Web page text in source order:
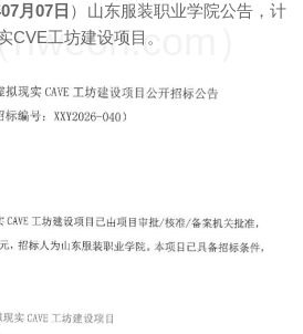
月07日 ）山东服装职业学院公告，计
CVE工坊建设项目。
）